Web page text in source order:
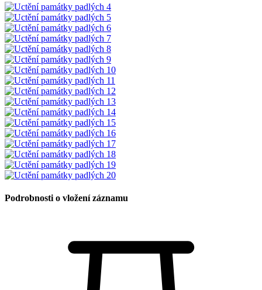
Podrobnosti o vložení záznamu